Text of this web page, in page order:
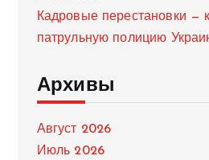
Кадровые перестановки —
патрульную полицию
Архивы
Август 2026
Июль 2026